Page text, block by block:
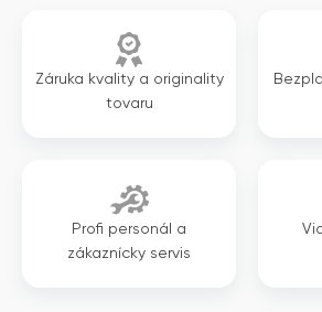
Záruka kvality a originality
tovaru
Profi personál a
zákaznícky servis